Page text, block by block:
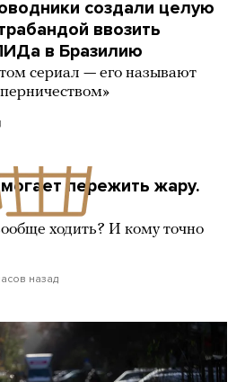
создали целую
ввозить
в Бразилию
сериал — его называют
пережить жару.
ходить? И кому точно
назад